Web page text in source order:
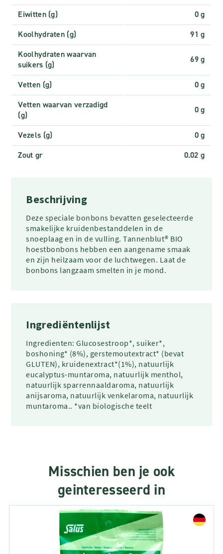
Eiwitten (g)
0 g
Koolhydraten (g)
91 g
Koolhydraten waarvan
suikers (g)
69 g
Vetten (g)
0 g
Vetten waarvan verzadigd
(g)
0 g
Vezels (g)
0 g
Zout gr
0.02 g
Beschrijving
Deze speciale bonbons bevatten geselecteerde
smakelijke kruidenbestanddelen in de
snoeplaag en in de vulling. Tannenblut® BIO
hoestbonbons hebben een aangename smaak
en zijn heilzaam voor de luchtwegen. Laat de
bonbons langzaam smelten in je mond.
Ingrediëntenlijst
Ingredienten: Glucosestroop*, suiker*,
boshoning* (8%), gerstemoutextract* (bevat
GLUTEN), kruidenextract*(1%), natuurlijk
eucalyptus-muntaroma, natuurlijk menthol,
natuurlijk sparrennaaldaroma, natuurlijk
anijsaroma, natuurlijk venkelaroma, natuurlijk
muntaroma.. *van biologische teelt
Misschien ben je ook
geinteresseerd in